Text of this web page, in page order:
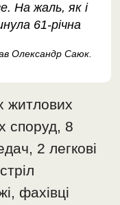
На жаль, як і
61-річна
Олександр Саюк.
житлових
споруд, 8
2 легкові
фахівці